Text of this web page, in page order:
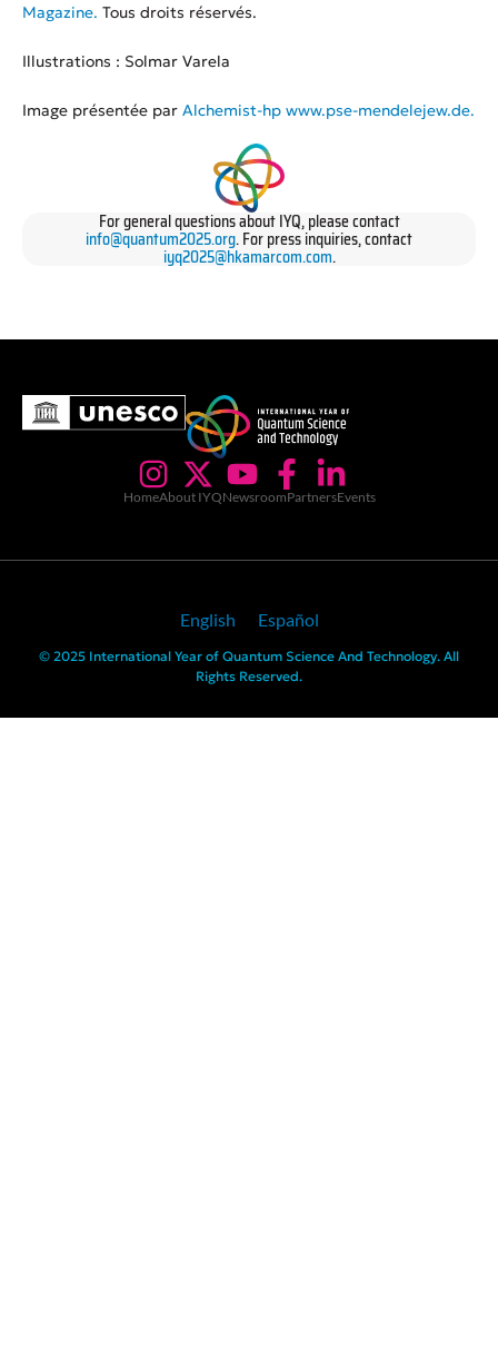
Magazine. Tous droits réservés.
Illustrations : Solmar Varela
Image présentée par Alchemist-hp www.pse-mendelejew.de.
For general questions about IYQ, please contact
info@quantum2025.org. For press inquiries, contact
iyq2025@hkamarcom.com.
HomeAbout IYQNewsroomPartnersEvents
English Español
© 2025 International Year of Quantum Science And Technology. All
Rights Reserved.